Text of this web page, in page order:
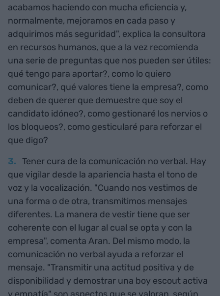
acabamos haciendo con mucha eficiencia y,
normalmente, mejoramos en cada paso y
adquirimos más seguridad", explica la consultora
en recursos humanos, que a la vez recomienda
una serie de preguntas que nos pueden ser útiles:
qué tengo para aportar?, como lo quiero
comunicar?, qué valores tiene la empresa?, como
deben de querer que demuestre que soy el
candidato idóneo?, como gestionaré los nervios o
los bloqueos?, como gesticularé para reforzar el
que digo?
Tener cura de la comunicación no verbal. Hay
que vigilar desde la apariencia hasta el tono de
voz y la vocalización. "Cuando nos vestimos de
una forma o de otra, transmitimos mensajes
diferentes. La manera de vestir tiene que ser
coherente con el lugar al cual se opta y con la
empresa", comenta Aran. Del mismo modo, la
comunicación no verbal ayuda a reforzar el
mensaje. "Transmitir una actitud positiva y de
disponibilidad y demostrar una boy escout activa